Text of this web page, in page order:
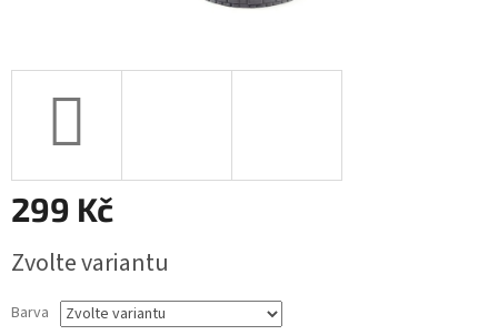
299 Kč
cena:
Zvolte variantu
Barva